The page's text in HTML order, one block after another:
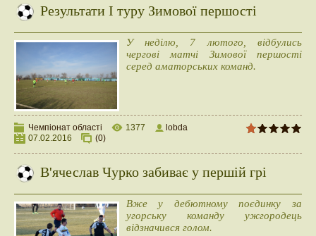
Результати І туру Зимової першості
У неділю, 7 лютого, відбулись
чергові матчі Зимової першості
серед аматорських команд.
Чемпіонат області 1377
lobda
07.02.2016
(0)
В'ячеслав Чурко забиває у першій грі
Вже у дебютному поєдинку за
угорську команду ужгородець
відзначився голом.